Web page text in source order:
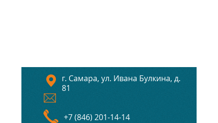
г. Самара, ул. Ивана Булкина, д.
81
+7 (846) 201-14-14